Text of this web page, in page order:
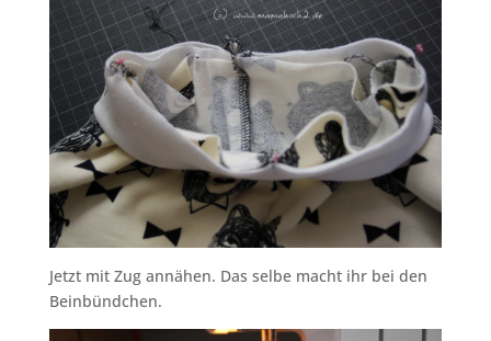
Jetzt mit Zug annähen. Das selbe macht ihr bei den
Beinbündchen.